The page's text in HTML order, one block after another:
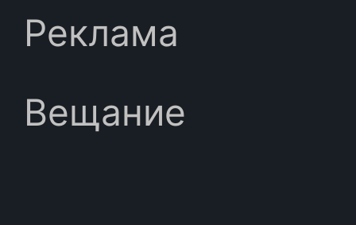
Реклама
Вещание